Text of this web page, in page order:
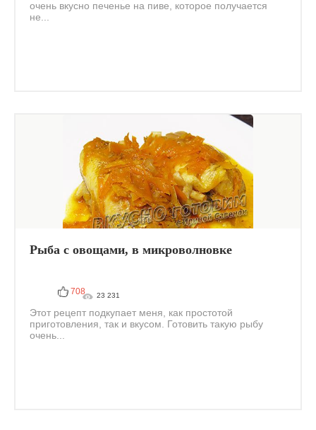
очень вкусно печенье на пиве, которое получается
не...
Рыба с овощами, в микроволновке
708 23 231
Этот рецепт подкупает меня, как простотой
приготовления, так и вкусом. Готовить такую рыбу
очень...